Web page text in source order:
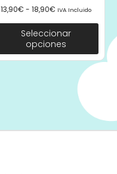
13,90€ - 18,90€ IVA Incluido
Seleccionar
opciones